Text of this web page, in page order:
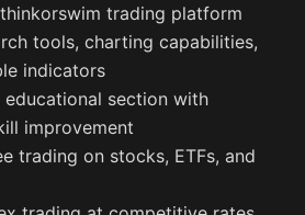
trading platform
tools, charting capabilities,
indicators
educational section with
improvement
trading on stocks, ETFs, and